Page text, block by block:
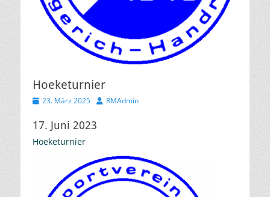
Hoeketurnier
Veröffentlicht
23. März 2025 AutorRMAdmin
17. Juni 2023
Hoeketurnier